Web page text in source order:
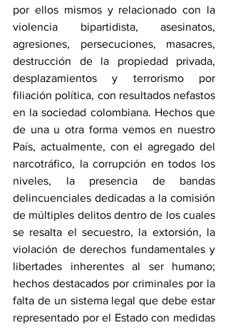
por ellos mismos y relacionado con la
violencia bipartidista, asesinatos,
agresiones, persecuciones, masacres,
destrucción de la propiedad privada,
desplazamientos y terrorismo por
filiación política, con resultados nefastos
en la sociedad colombiana. Hechos que
de una u otra forma vemos en nuestro
País, actualmente, con el agregado del
narcotráfico, la corrupción en todos los
niveles, la presencia de bandas
delincuenciales dedicadas a la comisión
de múltiples delitos dentro de los cuales
se resalta el secuestro, la extorsión, la
violación de derechos fundamentales y
libertades inherentes al ser humano;
hechos destacados por criminales por la
falta de un sistema legal que debe estar
representado por el Estado con medidas